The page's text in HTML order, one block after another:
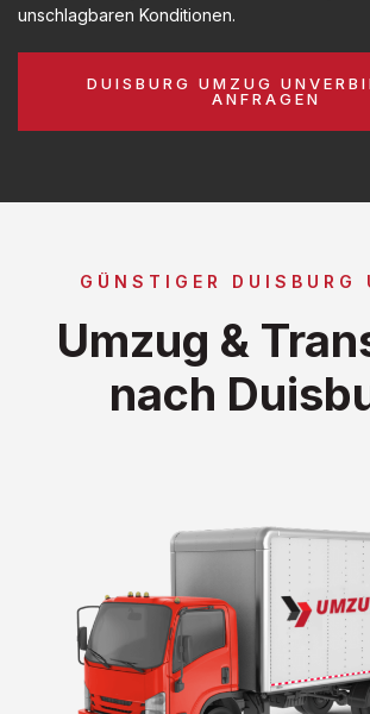
unschlagbaren Konditionen.
DUISBURG UMZUG
ANFRAGEN
GÜNSTIGER DUISBURG
Umzug &
nach